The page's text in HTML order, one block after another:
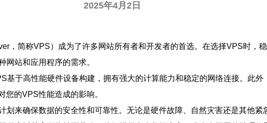
2025年4月2日
，简称VPS）成为了许多网站所有者和开发者的首选。在选择VPS时，
站和应用程序的需求。
于高性能硬件设备构建，拥有强大的计算能力和稳定的网络连接。此
的VPS性能造成的影响。
来确保数据的安全性和可靠性。无论是硬件故障、自然灾害还是其他紧